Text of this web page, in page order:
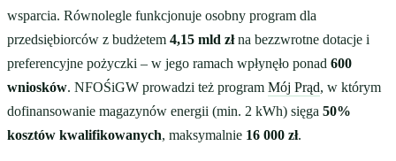
wsparcia. Równolegle funkcjonuje osobny program dla
przedsiębiorców z budżetem 4,15 mld złna bezzwrotne dotacje i
preferencyjne pożyczki – w jego ramach wpłynęło ponad 600
wniosków. NFOŚiGW prowadzi też program Mój Prąd, w którym
dofinansowanie magazynów energii (min. 2 kWh) sięga 50%
kosztów kwalifikowanych, maksymalnie 16 000 zł.